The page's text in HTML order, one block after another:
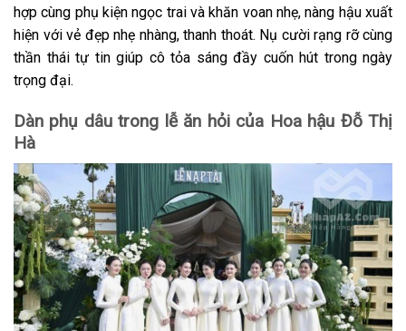
hợp cùng phụ kiện ngọc trai và khăn voan nhẹ, nàng hậu xuất
hiện với vẻ đẹp nhẹ nhàng, thanh thoát. Nụ cười rạng rỡ cùng
thần thái tự tin giúp cô tỏa sáng đầy cuốn hút trong ngày
trọng đại.
Dàn phụ dâu trong lễ ăn hỏi của Hoa hậu Đỗ Thị
Hà